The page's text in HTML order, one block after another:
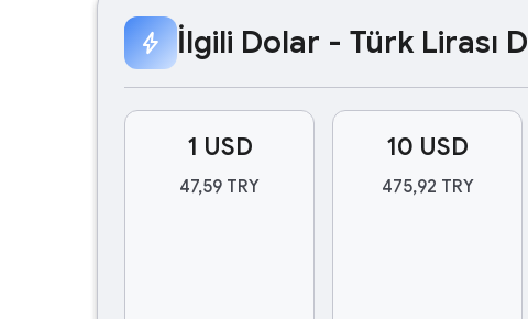
bolt İlgili Dolar - Türk Lirası
1 USD
47,59 TRY
10 USD
475,92 TRY